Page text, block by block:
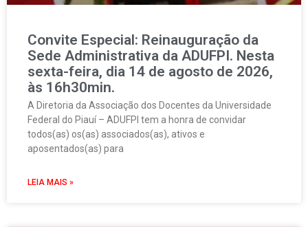
Convite Especial: Reinauguração da
Sede Administrativa da ADUFPI. Nesta
sexta-feira, dia 14 de agosto de 2026,
às 16h30min.
A Diretoria da Associação dos Docentes da Universidade
Federal do Piauí – ADUFPI tem a honra de convidar
todos(as) os(as) associados(as), ativos e
aposentados(as) para
LEIA MAIS »